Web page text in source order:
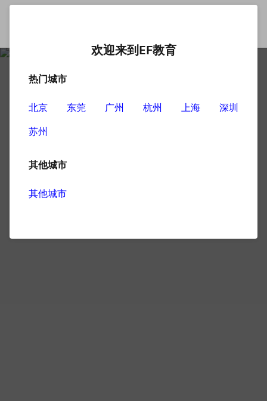
欢迎来到EF教育
热门城市
北京 东莞 广州 杭州 上海
深圳
苏州
其他城市
其他城市